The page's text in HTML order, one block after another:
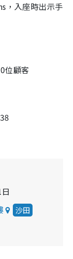
，入座時出示手
位顧客
沙田